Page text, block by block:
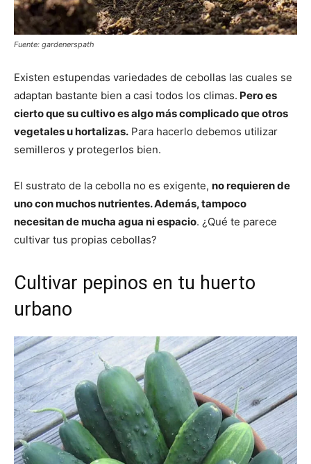
Fuente: gardenerspath
Existen estupendas variedades de cebollas las cuales se
adaptan bastante bien a casi todos los climas. Pero es
cierto que su cultivo es algo más complicado que otros
vegetales u hortalizas. Para hacerlo debemos utilizar
semilleros y protegerlos bien.
El sustrato de la cebolla no es exigente, no requieren de
uno con muchos nutrientes. Además, tampoco
necesitan de mucha agua ni espacio. ¿Qué te parece
cultivar tus propias cebollas?
Cultivar pepinos en tu huerto
urbano